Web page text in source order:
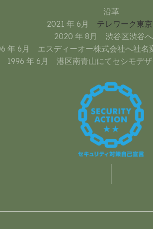
沿革
2021 年 6月 テレワーク東
2020 年 8月 渋谷区渋谷
年 6月 エスディーオー株式会社へ社名
1996 年 6月 港区南青山にてセシモデ